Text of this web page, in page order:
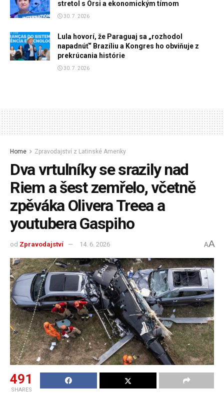
stretol s Orsi a ekonomickým tímom
30. 7. 2026
Lula hovorí, že Paraguaj sa „rozhodol
napadnúť“ Brazíliu a Kongres ho obviňuje z
prekrúcania histórie
30. 7. 2026
Home Zpravodajství z Latinské Ameriky
Dva vrtulníky se srazily nad
Riem a šest zemřelo, včetně
zpěváka Olivera Treea a
youtubera Gaspiho
od Zpravodajství 14. 6. 2026 AA
491
SHARES